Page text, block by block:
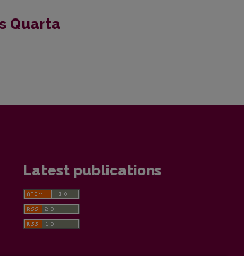
Quarta
Latest publications